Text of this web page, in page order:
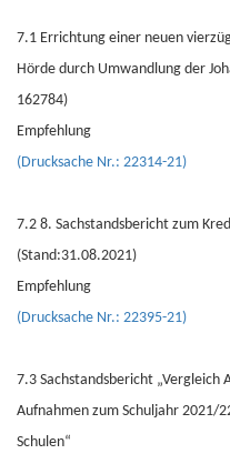
7.1 Errichtung einer neuen
Hörde durch Umwandlung der
162784)
Empfehlung
(Drucksache Nr.: 22314-21)
7.2 8. Sachstandsbericht zum
(Stand:31.08.2021)
Empfehlung
(Drucksache Nr.: 22395-21)
7.3 Sachstandsbericht „Vergleich
Aufnahmen zum Schuljahr 2021/
Schulen“